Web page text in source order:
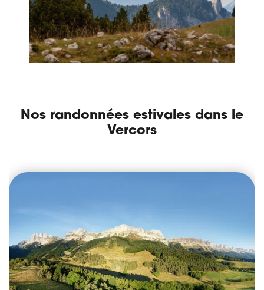
Nos randonnées estivales dans le
Vercors